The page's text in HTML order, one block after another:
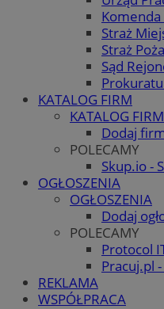
Straż
Straż
Sąd
KATALOG FIRM
KATALOG FIRM
Dodaj
POLECAMY
Skup.io -
OGŁOSZENIA
OGŁOSZENIA
Dodaj
POLECAMY
Protocol
Pracuj.pl
REKLAMA
WSPÓŁPRACA